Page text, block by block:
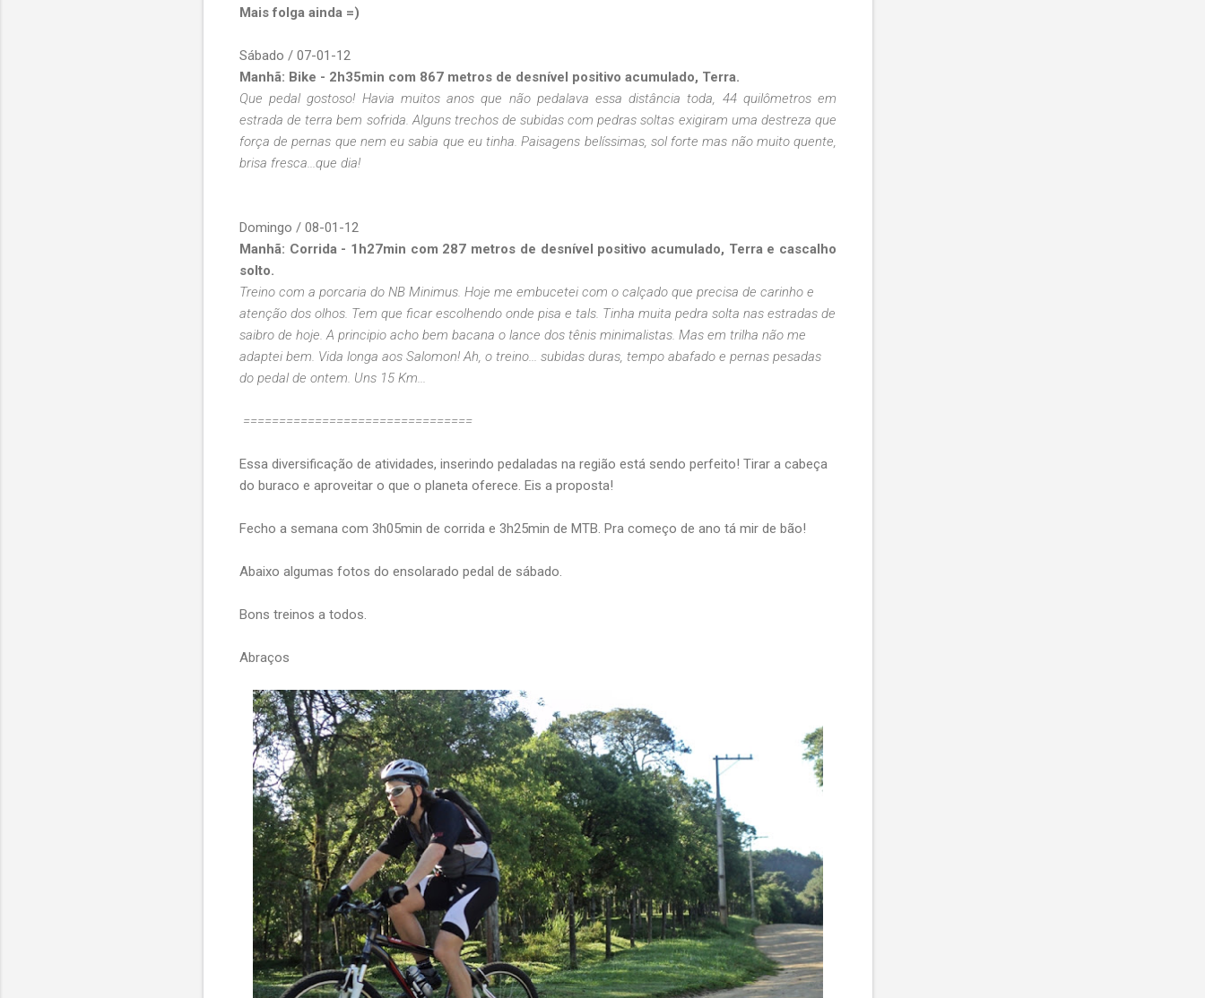
Mais folga ainda =)
Sábado / 07-01-12
Manhã: Bike - 2h35min com 867 metros de desnível positivo acumulado, Terra.
Que pedal gostoso! Havia muitos anos que não pedalava essa distância toda, 44 quilômetros em
estrada de terra bem sofrida. Alguns trechos de subidas com pedras soltas exigiram uma destreza que
força de pernas que nem eu sabia que eu tinha. Paisagens belíssimas, sol forte mas não muito quente,
brisa fresca...que dia!
Domingo / 08-01-12
Manhã: Corrida - 1h27min com 287 metros de desnível positivo acumulado, Terra e cascalho
solto.
Treino com a porcaria do NB Minimus. Hoje me embucetei com o calçado que precisa de carinho e
atenção dos olhos. Tem que ficar escolhendo onde pisa e tals. Tinha muita pedra solta nas estradas de
saibro de hoje. A principio acho bem bacana o lance dos tênis minimalistas. Mas em trilha não me
adaptei bem. Vida longa aos Salomon! Ah, o treino... subidas duras, tempo abafado e pernas pesadas
do pedal de ontem. Uns 15 Km...
================================
Essa diversificação de atividades, inserindo pedaladas na região está sendo perfeito! Tirar a cabeça
do buraco e aproveitar o que o planeta oferece. Eis a proposta!
Fecho a semana com 3h05min de corrida e 3h25min de MTB. Pra começo de ano tá mir de bão!
Abaixo algumas fotos do ensolarado pedal de sábado.
Bons treinos a todos.
Abraços